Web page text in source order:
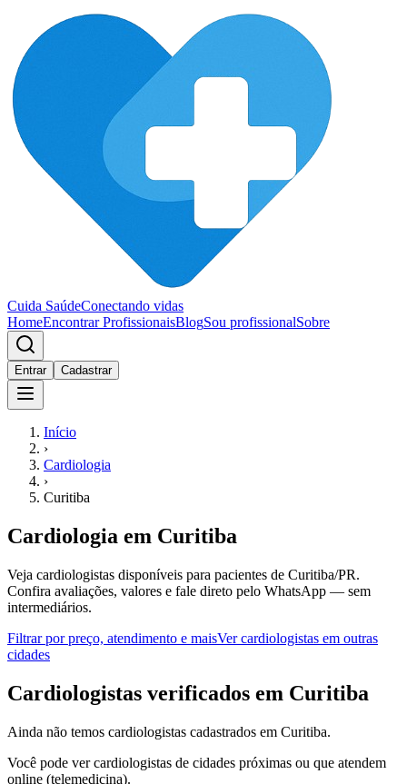
Cuida SaúdeConectando vidas
HomeEncontrar ProfissionaisBlogSou profissionalSobre
Entrar Cadastrar
Início
›
Cardiologia
›
Curitiba
Cardiologia em Curitiba
Veja cardiologistas disponíveis para pacientes de Curitiba/PR.
Confira avaliações, valores e fale direto pelo WhatsApp — sem
intermediários.
Filtrar por preço, atendimento e maisVercardiologistas em outras
cidades
Cardiologistas verificados em Curitiba
Ainda não temos cardiologistas cadastrados em Curitiba.
Você pode vercardiologistas de cidades próximas ou que atendem
online (telemedicina).